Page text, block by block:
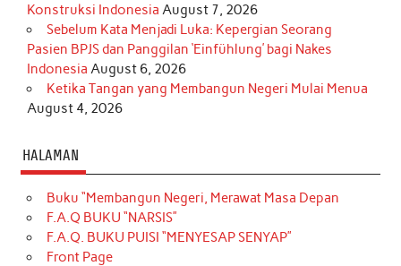
Konstruksi Indonesia August 7, 2026
Sebelum Kata Menjadi Luka: Kepergian Seorang
Pasien BPJS dan Panggilan ‘Einfühlung’ bagi Nakes
Indonesia August 6, 2026
Ketika Tangan yang Membangun Negeri Mulai Menua
August 4, 2026
HALAMAN
Buku “Membangun Negeri, Merawat Masa Depan
F.A.Q BUKU “NARSIS”
F.A.Q. BUKU PUISI “MENYESAP SENYAP”
Front Page